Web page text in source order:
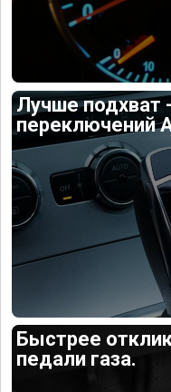
Лучше подхват
переключений
Быстрее
педали газа.